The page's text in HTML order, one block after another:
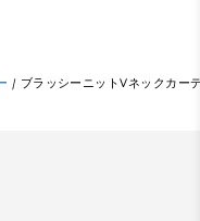
/ ブラッシーニットVネックカー